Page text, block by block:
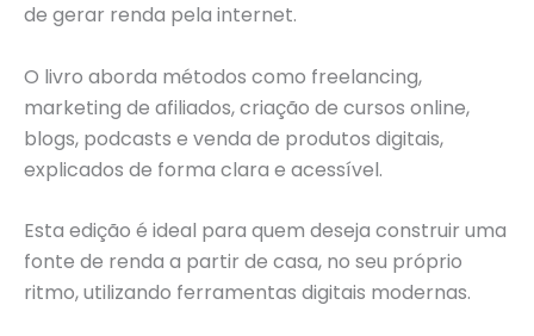
de gerar renda pela internet.
O livro aborda métodos como freelancing,
marketing de afiliados, criação de cursos online,
blogs, podcasts e venda de produtos digitais,
explicados de forma clara e acessível.
Esta edição é ideal para quem deseja construir uma
fonte de renda a partir de casa, no seu próprio
ritmo, utilizando ferramentas digitais modernas.